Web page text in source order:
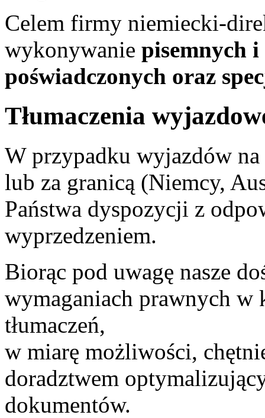
Celem firmy niemiecki-
wykonywanie pisemnych i
poświadczonych oraz
Tłumaczenia
W przypadku wyjazdów
lub za granicą (Niemcy,
Państwa dyspozycji z
wyprzedzeniem.
Biorąc pod uwagę nasze
wymaganiach prawnych w
tłumaczeń,
w miarę możliwości,
doradztwem
dokumentów.